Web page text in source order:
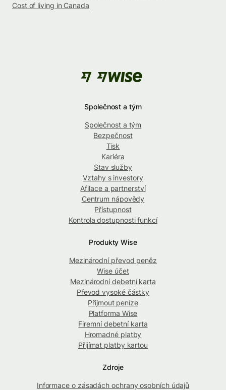
Cost of living in Canada
Společnost a tým
Společnost a tým
Bezpečnost
Tisk
Kariéra
Stav služby
Vztahy s investory
Afilace a partnerství
Centrum nápovědy
Přístupnost
Kontrola dostupnosti funkcí
Produkty Wise
Mezinárodní převod peněz
Wise účet
Mezinárodní debetní karta
Převod vysoké částky
Přijmout peníze
Platforma Wise
Firemní debetní karta
Hromadné platby
Přijímat platby kartou
Zdroje
Informace o zásadách ochrany osobních údajů